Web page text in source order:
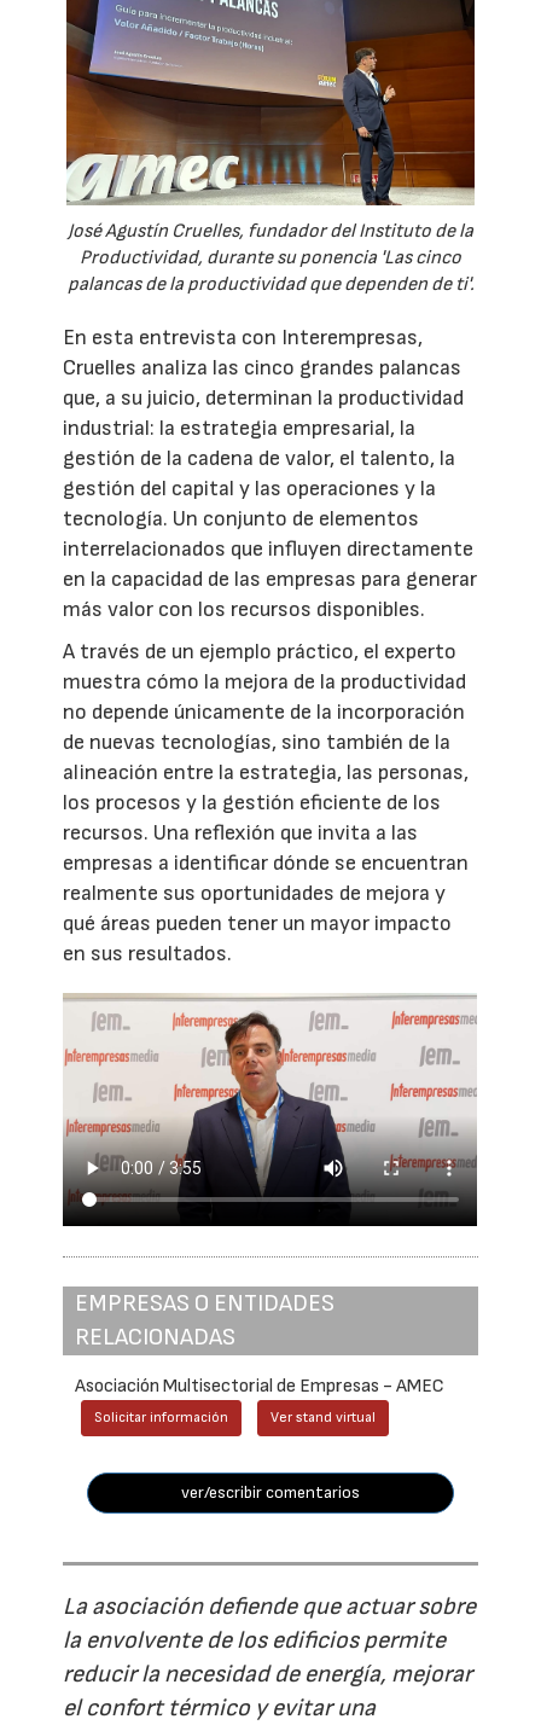
José Agustín Cruelles, fundador del Instituto de la
Productividad, durante su ponencia 'Las cinco
palancas de la productividad que dependen de ti'.
En esta entrevista con Interempresas,
Cruelles analiza las cinco grandes palancas
que, a su juicio, determinan la productividad
industrial: la estrategia empresarial, la
gestión de la cadena de valor, el talento, la
gestión del capital y las operaciones y la
tecnología. Un conjunto de elementos
interrelacionados que influyen directamente
en la capacidad de las empresas para generar
más valor con los recursos disponibles.
A través de un ejemplo práctico, el experto
muestra cómo la mejora de la productividad
no depende únicamente de la incorporación
de nuevas tecnologías, sino también de la
alineación entre la estrategia, las personas,
los procesos y la gestión eficiente de los
recursos. Una reflexión que invita a las
empresas a identificar dónde se encuentran
realmente sus oportunidades de mejora y
qué áreas pueden tener un mayor impacto
en sus resultados.
EMPRESAS O ENTIDADES
RELACIONADAS
Asociación Multisectorial de Empresas - AMEC
Solicitar información Ver stand virtual
ver/escribir comentarios
La asociación defiende que actuar sobre
la envolvente de los edificios permite
reducir la necesidad de energía, mejorar
el confort térmico y evitar una